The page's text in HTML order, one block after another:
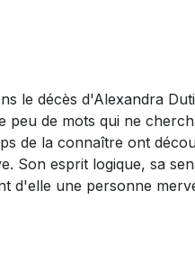
le décès d'Alexandra
peu de mots qui ne
de la connaître ont
Son esprit logique, sa
d'elle une personne